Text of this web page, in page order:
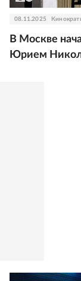
08.11.2025
В Москве
Юрием